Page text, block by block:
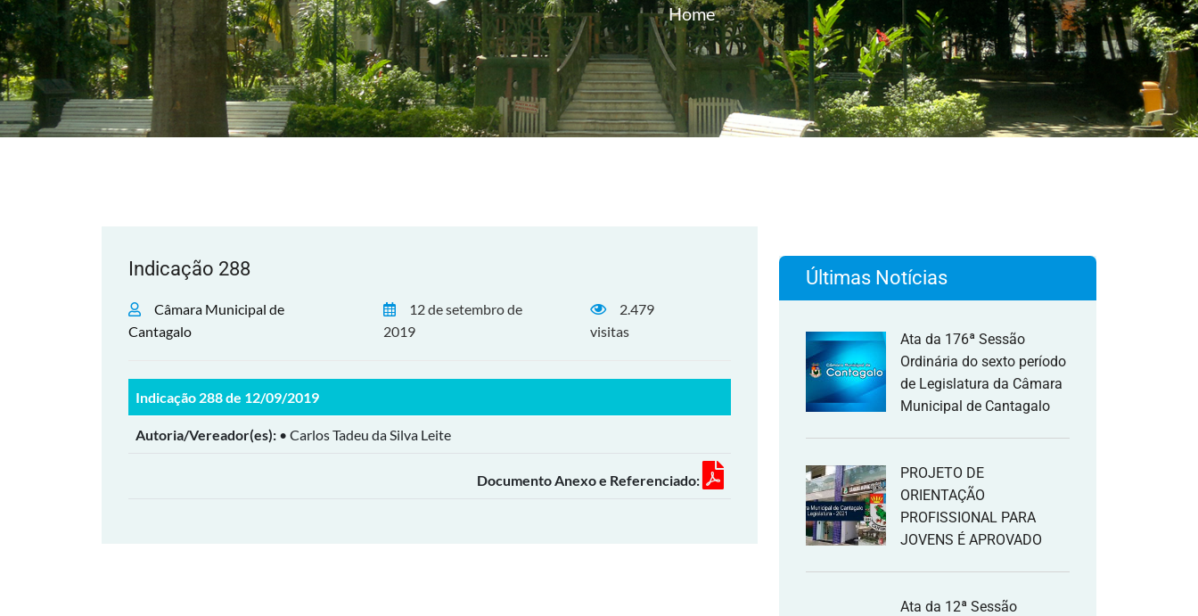
Home
Indicação 288
Câmara Municipal de
Cantagalo
12 de setembro de
2019
2.479
visitas
Indicação 288 de 12/09/2019
Autoria/Vereador(es): • Carlos Tadeu da Silva Leite
Documento Anexo e Referenciado:
Últimas Notícias
Ata da 176ª Sessão
Ordinária do sexto período
de Legislatura da Câmara
Municipal de Cantagalo
PROJETO DE
ORIENTAÇÃO
PROFISSIONAL PARA
JOVENS É APROVADO
Ata da 12ª Sessão